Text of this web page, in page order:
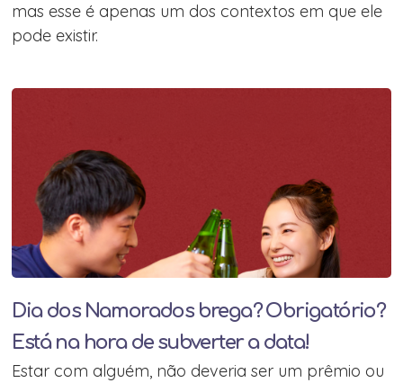
mas esse é apenas um dos contextos em que ele
pode existir.
Dia dos Namorados brega? Obrigatório?
Está na hora de subverter a data!
Estar com alguém, não deveria ser um prêmio ou